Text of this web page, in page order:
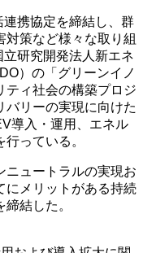
携協定を締結し、群
対策など様々な取り組
研究開発法人新エネ
）の「グリーンイノ
ティ社会の構築プロジ
バリーの実現に向けた
導入・運用、エネル
っている。
ニュートラルの実現お
にメリットがある持続
結した。